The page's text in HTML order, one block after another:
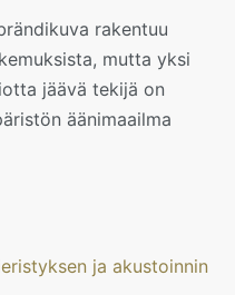
rakentuu
mutta yksi
jäävä tekijä on
äänimaailma